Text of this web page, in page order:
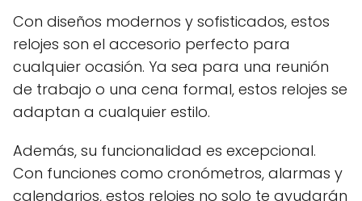
Con diseños modernos y sofisticados, estos
relojes son el accesorio perfecto para
cualquier ocasión. Ya sea para una reunión
de trabajo o una cena formal, estos relojes se
adaptan a cualquier estilo.
Además, su funcionalidad es excepcional.
Con funciones como cronómetros, alarmas y
calendarios, estos relojes no solo te ayudarán